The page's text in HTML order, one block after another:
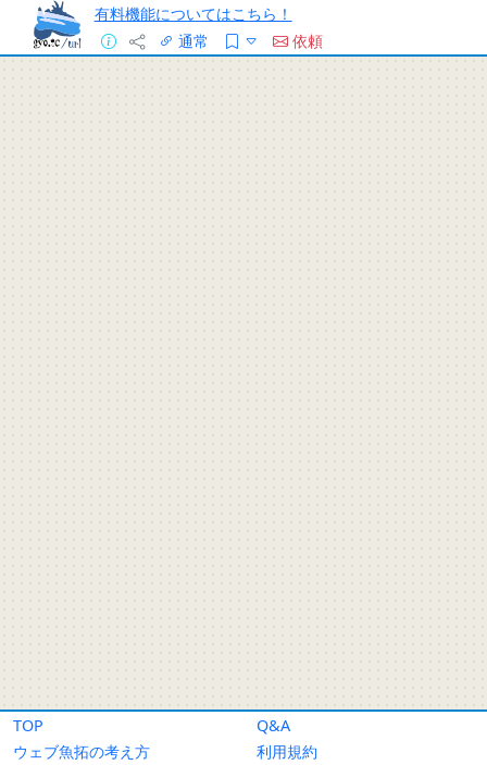
有料機能についてはこちら！
通常
依頼
TOP
Q&A
ウェブ魚拓の考え方
利用規約